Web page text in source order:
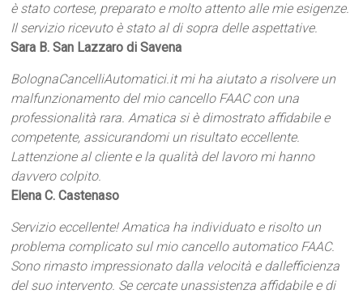
è stato cortese, preparato e molto attento alle mie esigenze.
Il servizio ricevuto è stato al di sopra delle aspettative.
Sara B. San Lazzaro di Savena
BolognaCancelliAutomatici.it mi ha aiutato a risolvere un
malfunzionamento del mio cancello FAAC con una
professionalità rara. Amatica si è dimostrato affidabile e
competente, assicurandomi un risultato eccellente.
Lattenzione al cliente e la qualità del lavoro mi hanno
davvero colpito.
Elena C. Castenaso
Servizio eccellente! Amatica ha individuato e risolto un
problema complicato sul mio cancello automatico FAAC.
Sono rimasto impressionato dalla velocità e dallefficienza
del suo intervento. Se cercate unassistenza affidabile e di